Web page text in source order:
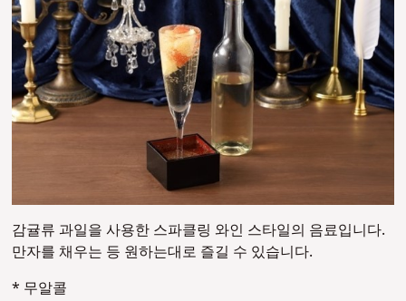
감귤류 과일을 사용한 스파클링 와인 스타일의 음료입니다.
만자를 채우는 등 원하는대로 즐길 수 있습니다.
* 무알콜